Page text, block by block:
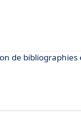
de bibliographies